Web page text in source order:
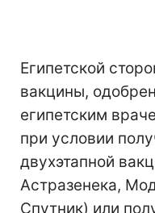
Египетской
вакцины,
египетским
при условии
двухэтапной
Астразенека,
Спутник) или